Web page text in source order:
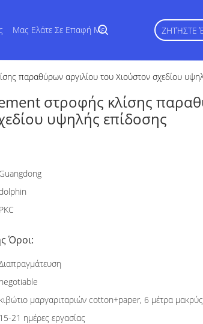
Μας Ελάτε Σε Επαφή Με ΖΗΤΉΣΤΕ
παραθύρων αργιλίου του Χιούστον σχεδίου
στροφής κλίσης
υψηλής επίδοσης
Guangdong
PKC
Όροι:
negotiable
κιβώτιο μαργαριταριών cotton+paper, 6 μέτρα μακρύς
15-21 ημέρες εργασίας